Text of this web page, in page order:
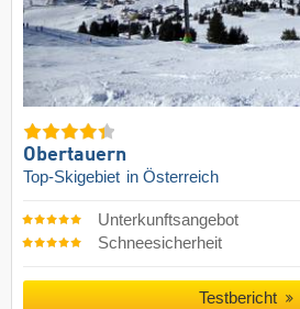
Obertauern
Top-Skigebiet in Österreich
Unterkunftsangebot
Schneesicherheit
Testbericht